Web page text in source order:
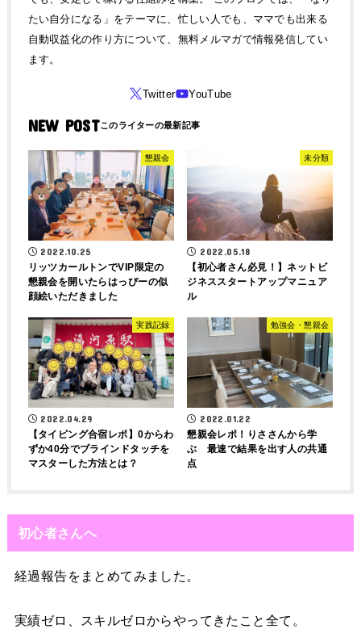
たい自分になる」をテーマに、忙しい人でも、ママでも出来る
自動収益化の作り方について、無料メルマガで情報発信してい
ます。
NEW POST
懇親会
2022.10.25
リッツカールトンでVIP限定の
懇親会を開いたらはっぴーの似
顔絵いただきました
未分類
2022.05.18
【初心者さん必見！】ネットビ
ジネススタートアップマニュア
ル
実践記録
2022.04.29
【タイピング合宿レポ】0からわ
ずか40分でブラインドタッチを
マスターした方法とは？
勉強会・懇親会
2022.01.22
懇親会レポ！りささんから学
ぶ 最速で結果を出す人の共通
点
初心者さんへ
経過報告をまとめてみました。
実績ゼロ、スキルゼロからやってきたこと全て。